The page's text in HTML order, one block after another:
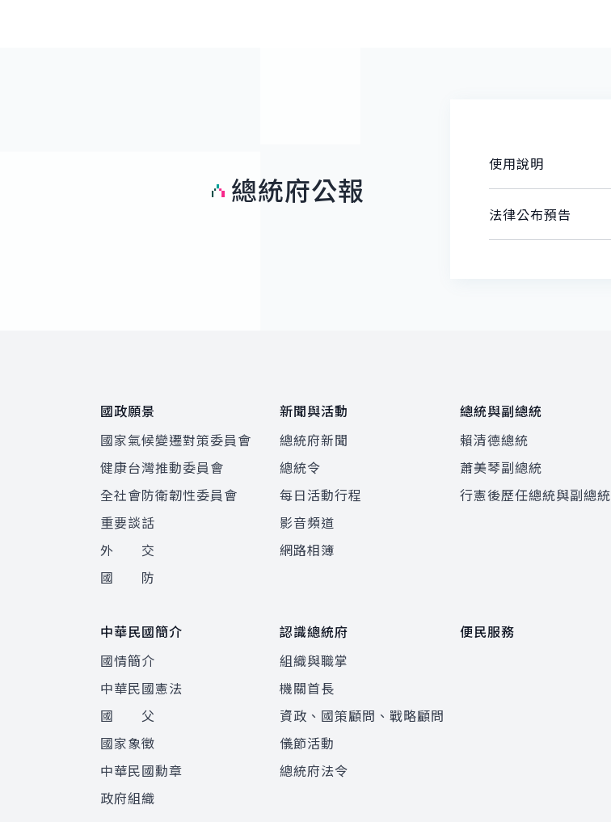
總統府公報
使用說明
法律公布預告
國政願景
國家氣候變遷對策委員會
健康台灣推動委員會
全社會防衛韌性委員會
重要談話
外 交
國 防
新聞與活動
總統府新聞
總統令
每日活動行程
影音頻道
網路相簿
總統與副總統
賴清德總統
蕭美琴副總統
行憲後歷任總統與副總統
中華民國簡介
國情簡介
中華民國憲法
國 父
國家象徵
中華民國勳章
政府組織
認識總統府
組織與職掌
機關首長
資政、國策顧問、戰略顧問
儀節活動
總統府法令
便民服務